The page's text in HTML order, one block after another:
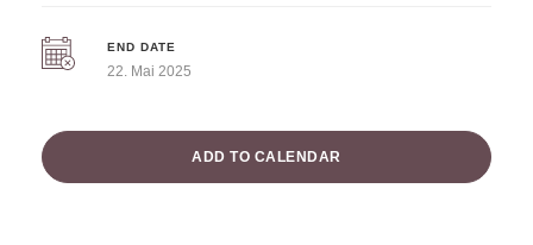
END DATE
22. Mai 2025
ADD TO CALENDAR